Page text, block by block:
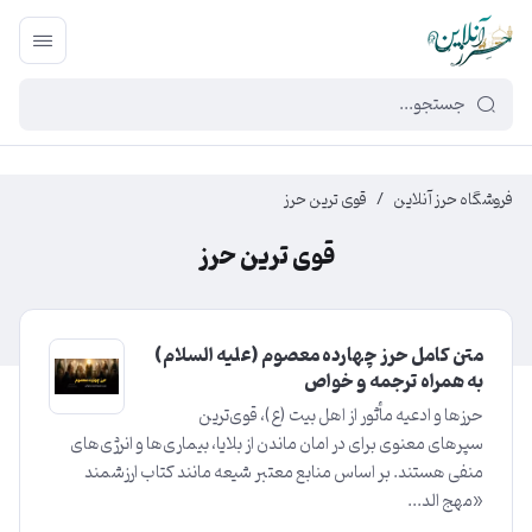
449f43cf-3da2-4422-bb12-2566cb5b8b05
فروشگاه حرز آنلاین / قوی ترین حرز
قوی ترین حرز
متن کامل حرز چهارده معصوم (علیه السلام)
به همراه ترجمه و خواص
حرزها و ادعیه مأثور از اهل بیت (ع)، قوی‌ترین
سپرهای معنوی برای در امان ماندن از بلایا، بیماری‌ها و انرژی‌های
منفی هستند. بر اساس منابع معتبر شیعه مانند کتاب ارزشمند
«مهج‌ الد...